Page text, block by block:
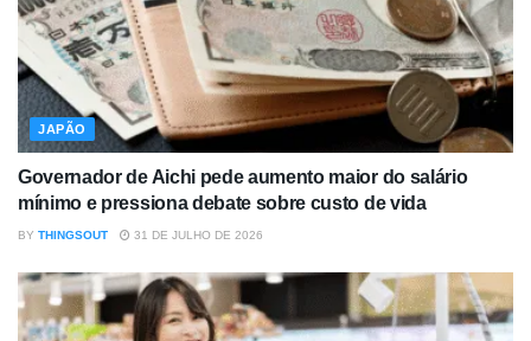
JAPÃO
Governador de Aichi pede aumento maior do salário
mínimo e pressiona debate sobre custo de vida
BY THINGSOUT 31 DE JULHO DE 2026